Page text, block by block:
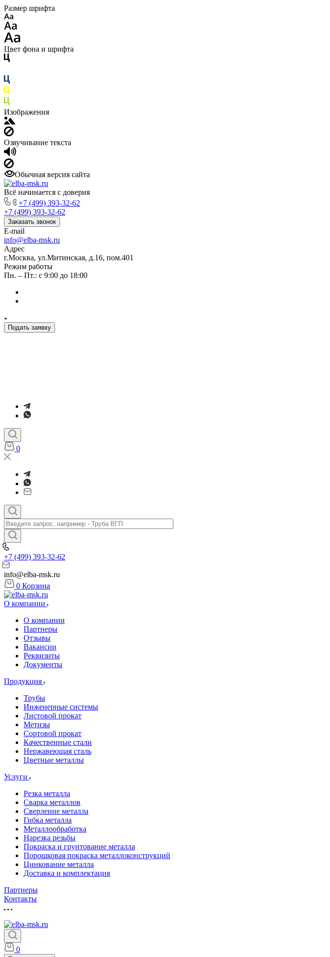
Размер шрифта
Цвет фона и шрифта
Изображения
Озвучивание текста
Обычная версия сайта
Всё начинается с доверия
+7 (499) 393-32-62
+7 (499) 393-32-62
Заказать звонок
E-mail
info@elba-msk.ru
Адрес
г.Москва, ул.Митинская, д.16, пом.401
Режим работы
Пн. – Пт.: с 9:00 до 18:00
Подать заявку
0
+7 (499) 393-32-62
info@elba-msk.ru
0 Корзина
О компании
О компании
Партнеры
Отзывы
Вакансии
Реквизиты
Документы
Продукция
Трубы
Инженерные системы
Листовой прокат
Метизы
Сортовой прокат
Качественные стали
Нержавеющая сталь
Цветные металлы
Услуги
Резка металла
Сварка металлов
Сверление металла
Гибка металла
Металлообработка
Нарезка резьбы
Покраска и грунтование металла
Порошковая покраска металлоконструкций
Цинкование металла
Доставка и комплектация
Партнеры
Контакты
0